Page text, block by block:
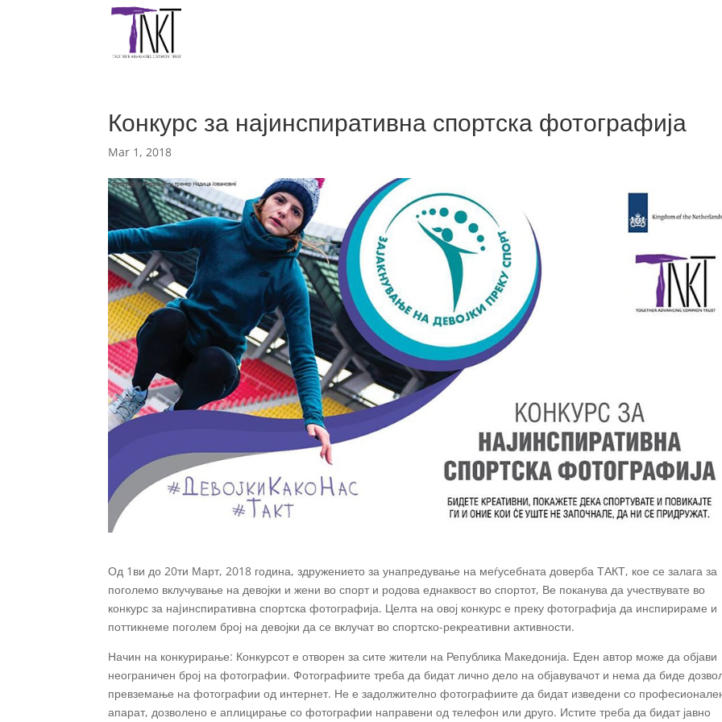
Конкурс за најинспиративна спортска фотографија
Mar 1, 2018
Од 1ви до 20ти Март, 2018 година, здружението за унапредување на меѓусебната доверба ТАКТ, кое се залага за
поголемо вклучување на девојки и жени во спорт и родова еднаквост во спортот, Ве поканува да учествувате во
конкурс за наjинспиративна спортска фотографија. Целта на овој конкурс е преку фотографија да инспирираме и
поттикнеме поголем број на девојки да се вклучат во спортско-рекреативни активности.
Начин на конкурирање: Конкурсот е отворен за сите жители на Република Македонија. Еден автор може да објави
неограничен број на фотографии. Фотографиите треба да бидат лично дело на објавувачот и нема да биде
превземање на фотографии од интернет. Не е задолжително фотографиите да бидат изведени со
апарат, дозволено е аплицирање со фотографии направени од телефон или друго. Истите треба да бидат јавно